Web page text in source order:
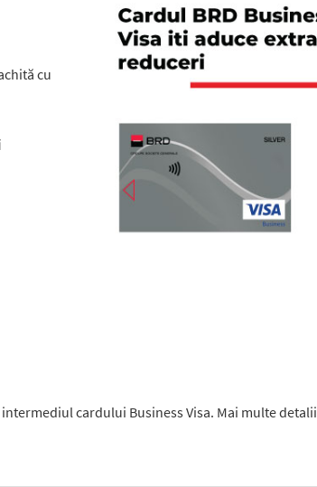
cu
cardului Business Visa. Mai multe detalii